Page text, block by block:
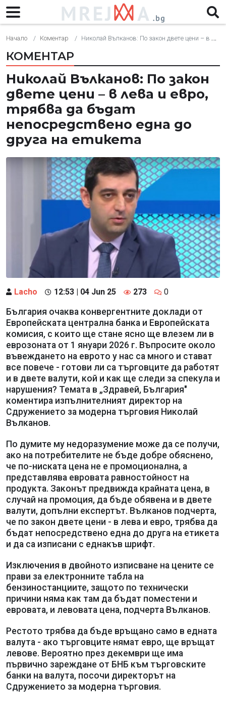
Начало Коментар Николай Вълканов: По закон двете цени – в лева и евро, трябва да бъдат непосредствено една до друга на етикета
КОМЕНТАР
Николай Вълканов: По закон
двете цени – в лева и евро,
трябва да бъдат
непосредствено една до
друга на етикета
Lacho 12:53 | 04 Jun 25 273 0
България очаква конвергентните доклади от
Европейската централна банка и Европейската
комисия, с които ще стане ясно ще влезем ли в
еврозоната от 1 януари 2026 г. Въпросите около
въвеждането на еврото у нас са много и стават
все повече - готови ли са търговците да работят
и в двете валути, кой и как ще следи за спекула и
нарушения? Темата в „Здравей, България"
коментира изпълнителният директор на
Сдружението за модерна търговия Николай
Вълканов.
По думите му недоразумение може да се получи,
ако на потребителите не бъде добре обяснено,
че по-ниската цена не е промоционална, а
представлява евровата равностойност на
продукта. Законът предвижда крайната цена, в
случай на промоция, да бъде обявена и в двете
валути, допълни експертът. Вълканов подчерта,
че по закон двете цени - в лева и евро, трябва да
бъдат непосредствено една до друга на етикета
и да са изписани с еднакъв шрифт.
Изключения в двойното изписване на цените се
прави за електронните табла на
бензиностанциите, защото по технически
причини няма как там да бъдат поместени и
евровата, и левовата цена, подчерта Вълканов.
Рестото трябва да бъде връщано само в едната
валута - ако търговците нямат евро, ще връщат
левове. Вероятно през декември ще има
първично зареждане от БНБ към търговските
банки на валута, посочи директорът на
Сдружението за модерна търговия.